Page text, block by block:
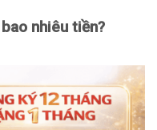
nhiêu tiền?